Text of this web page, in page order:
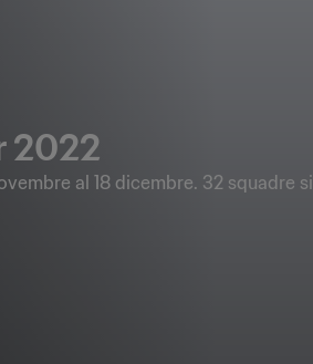
2022
al 18 dicembre. 32 squadre si